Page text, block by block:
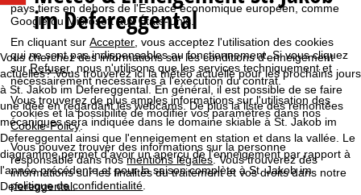
pays tiers en dehors de l'Espace économique européen, comme
Google ou Microsoft aux États-Unis.
En cliquant surAccepter , vous acceptez l'utilisation des cookies
qui ne sont pas indispensables au fonctionnement. Si vous cliquez
surRefuser , nous n'utilisons que les services techniquement et
nécessairement nécessaires à l'exécution du contrat.
Vous trouverez de plus amples informations sur l'utilisation des
cookies et la possibilité de modifier vos paramètres dans nos
Cookie-Policy.
Vous pouvez trouver des informations sur la personne
responsable dans nosmentions légales. Vous trouverez des
informations sur les finalités du traitement et vos droits dans notre
politique de confidentialité
g
e
d
'
a
c
im Defereggental
Vous cherchez des informations sur les conditions d'enneigement
actuelles? Vous trouverez ici la météo actuelle pour les prochains jours
à St. Jakob im Defereggental. En général, il est possible de se faire
une idée en regardant les webcams. De plus la liste des remontées
mécaniques sera indiquée dans le domaine skiable à St. Jakob im
Defereggental ainsi que l'enneigement en station et dans la vallée. Le
diagramme permet d'avoir un aperçu de l'enneigement par rapport à
l'année précédente et pour la saison complète à St. Jakob im
Defereggental.